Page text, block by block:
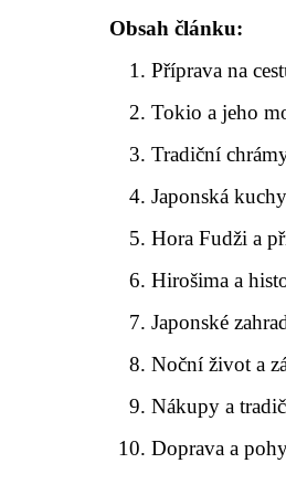
Obsah článku:
Příprava na
Tokio a jeho
Tradiční
Japonská
Hora Fudži a
Hirošima a
Japonské
Noční život a
Nákupy a
Doprava a